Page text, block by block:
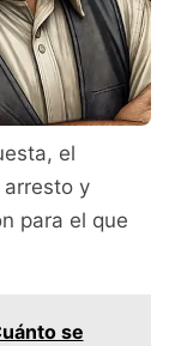
el
y
para el que
se